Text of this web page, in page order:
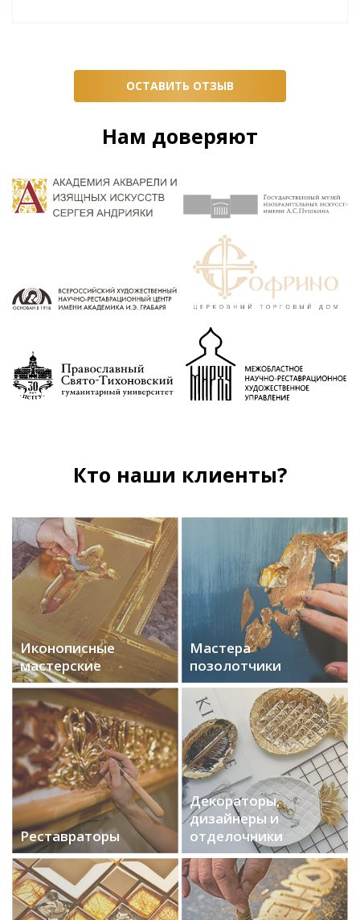
ОСТАВИТЬ ОТЗЫВ
Нам доверяют
Кто наши клиенты?
Иконописные
мастерские
Мастера
позолотчики
Реставраторы
Декораторы,
дизайнеры и
отделочники